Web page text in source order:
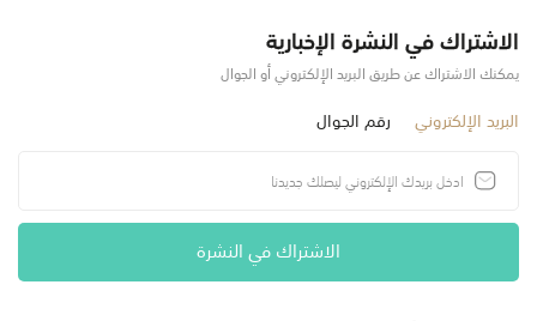
الاشتراك في النشرة الإخبارية
يمكنك الاشتراك عن طريق البريد الإلكتروني أو الجوال
البريد الإلكتروني رقم الجوال
الاشتراك في النشرة